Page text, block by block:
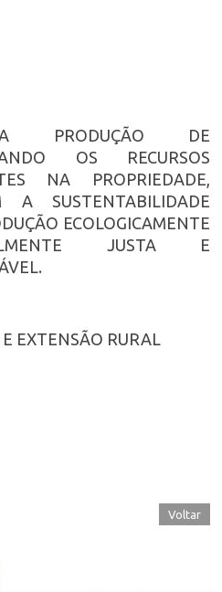
A PRODUÇÃO DE
OS RECURSOS
NA PROPRIEDADE,
A SUSTENTABILIDADE
ECOLOGICAMENTE
JUSTA E
EXTENSÃO RURAL
Voltar